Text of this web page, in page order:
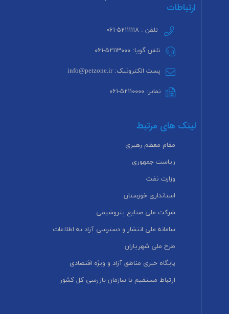
ارتباطات
تلفن : ۵۲۱۱۱۱۱۸-۰۶۱
تلفن گویا: ۵۲۱۱۳۰۰۰-۰۶۱
پست الکترونیک: info@petzone.ir
نمابر: ۵۲۱۱۰۰۰۰-۰۶۱
لینک های مرتبط
مقام معظم رهبری
ریاست جمهوری
وزارت نفت
استانداری خوزستان
شرکت ملی صنایع پتروشیمی
سامانه ملی انتشار و دسترسی آزاد به اطلاعات
طرح ملی شهریاران
پایگاه خبری مناطق آزاد و ویژه اقتصادی
ارتباط مستقیم با سازمان بازرسی کل کشور